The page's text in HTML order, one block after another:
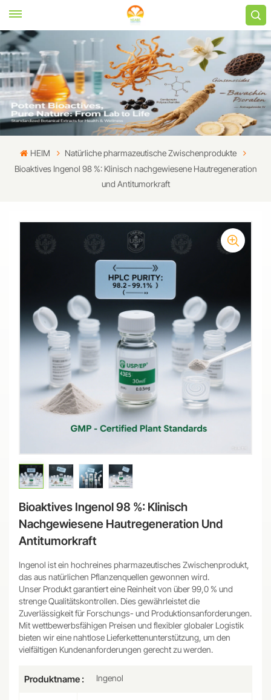
HEIM
Natürliche pharmazeutische Zwischenprodukte
Bioaktives Ingenol 98 %: Klinisch nachgewiesene Hautregeneration
und Antitumorkraft
Bioaktives Ingenol 98 %: Klinisch
Nachgewiesene Hautregeneration Und
Antitumorkraft
Ingenol ist ein hochreines pharmazeutisches Zwischenprodukt,
das aus natürlichen Pflanzenquellen gewonnen wird.
Unser Produkt garantiert eine Reinheit von über 99,0 % und
strenge Qualitätskontrollen. Dies gewährleistet die
Zuverlässigkeit für Forschungs- und Produktionsanforderungen.
Mit wettbewerbsfähigen Preisen und flexibler globaler Logistik
bieten wir eine nahtlose Lieferkettenunterstützung, um den
vielfältigen Kundenanforderungen gerecht zu werden.
Produktname : Ingenol